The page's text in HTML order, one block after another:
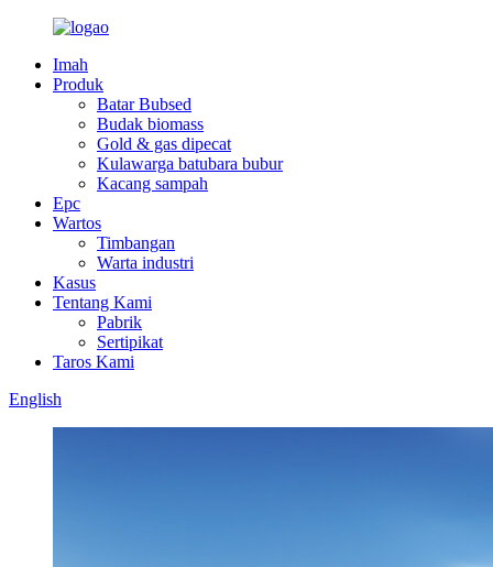
Imah
Produk
Batar Bubsed
Budak biomass
Gold & gas dipecat
Kulawarga batubara bubur
Kacang sampah
Epc
Wartos
Timbangan
Warta industri
Kasus
Tentang Kami
Pabrik
Sertipikat
Taros Kami
English